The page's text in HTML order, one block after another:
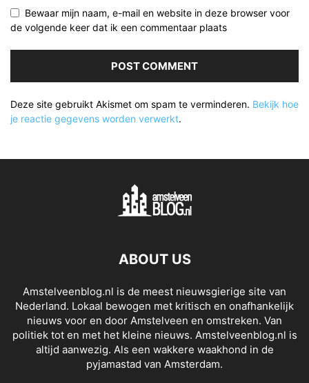
Bewaar mijn naam, e-mail en website in deze browser voor
de volgende keer dat ik een commentaar plaats
Deze site gebruikt Akismet om spam te verminderen. Bekijk hoe
je reactie gegevens worden verwerkt.
ABOUT US
Amstelveenblog.nl is de meest nieuwsgierige site van
Nederland. Lokaal bewogen met kritisch en onafhankelijk
nieuws voor en door Amstelveen en omstreken. Van
politiek tot en met het kleine nieuws. Amstelveenblog.nl is
altijd aanwezig. Als een wakkere waakhond in de
pyjamastad van Amsterdam.